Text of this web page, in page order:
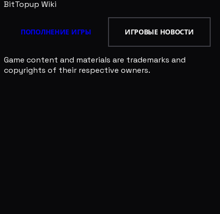
BitTopup Wiki
ПОПОЛНЕНИЕ ИГРЫ ИГРОВЫЕ НОВОСТИ
Game content and materials are trademarks and
copyrights of their respective owners.